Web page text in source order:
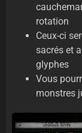
rotation
Ceux-ci
sacrés et
glyphes
Vous
monstres